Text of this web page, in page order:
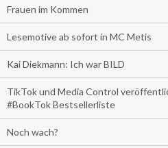
Frauen im Kommen
Lesemotive ab sofort in MC Metis
Kai Diekmann: Ich war BILD
TikTok und Media Control
#BookTok Bestsellerliste
Noch wach?